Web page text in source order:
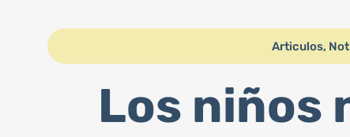
Articulos,
Los niños